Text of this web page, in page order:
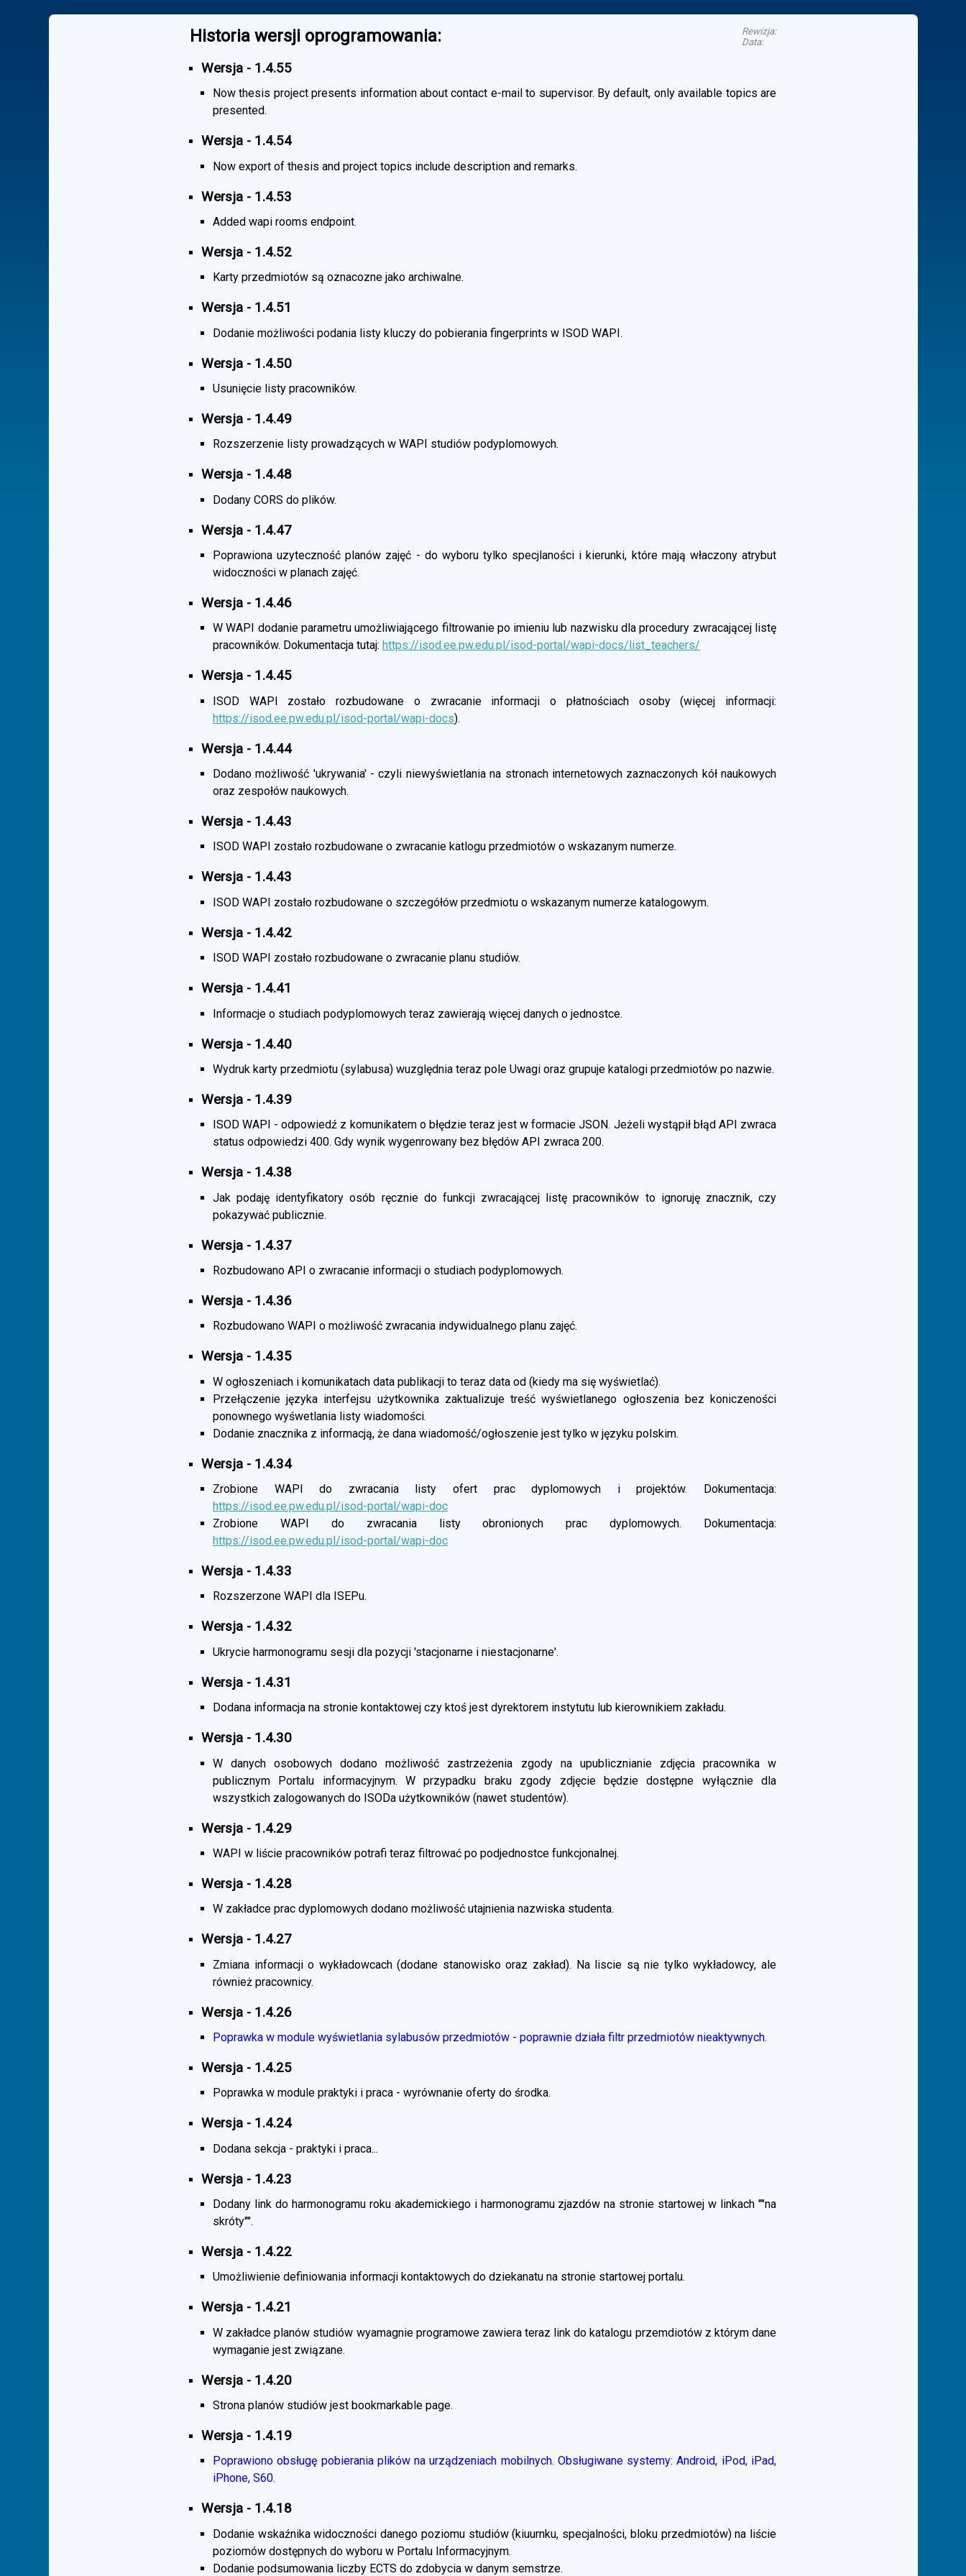
Historia wersji oprogramowania:
Rewizja:
Data:
Wersja - 1.4.55
Now thesis project presents information about contact e-mail to supervisor. By default, only available topics are
presented.
Wersja - 1.4.54
Now export of thesis and project topics include description and remarks.
Wersja - 1.4.53
Added wapi rooms endpoint.
Wersja - 1.4.52
Karty przedmiotów są oznacozne jako archiwalne.
Wersja - 1.4.51
Dodanie możliwości podania listy kluczy do pobierania fingerprints w ISOD WAPI.
Wersja - 1.4.50
Usunięcie listy pracowników.
Wersja - 1.4.49
Rozszerzenie listy prowadzących w WAPI studiów podyplomowych.
Wersja - 1.4.48
Dodany CORS do plików.
Wersja - 1.4.47
Poprawiona uzyteczność planów zajęć - do wyboru tylko specjlaności i kierunki, które mają właczony atrybut
widoczności w planach zajęć.
Wersja - 1.4.46
W WAPI dodanie parametru umożliwiającego filtrowanie po imieniu lub nazwisku dla procedury zwracającej listę
pracowników. Dokumentacja tutaj: https://isod.ee.pw.edu.pl/isod-portal/wapi-docs/list_teachers/
Wersja - 1.4.45
ISOD WAPI zostało rozbudowane o zwracanie informacji o płatnościach osoby (więcej informacji:
https://isod.ee.pw.edu.pl/isod-portal/wapi-docs).
Wersja - 1.4.44
Dodano możliwość 'ukrywania' - czyli niewyświetlania na stronach internetowych zaznaczonych kół naukowych
oraz zespołów naukowych.
Wersja - 1.4.43
ISOD WAPI zostało rozbudowane o zwracanie katlogu przedmiotów o wskazanym numerze.
Wersja - 1.4.43
ISOD WAPI zostało rozbudowane o szczegółów przedmiotu o wskazanym numerze katalogowym.
Wersja - 1.4.42
ISOD WAPI zostało rozbudowane o zwracanie planu studiów.
Wersja - 1.4.41
Informacje o studiach podyplomowych teraz zawierają więcej danych o jednostce.
Wersja - 1.4.40
Wydruk karty przedmiotu (sylabusa) wuzględnia teraz pole Uwagi oraz grupuje katalogi przedmiotów po nazwie.
Wersja - 1.4.39
ISOD WAPI - odpowiedź z komunikatem o błędzie teraz jest w formacie JSON. Jeżeli wystąpił błąd API zwraca
status odpowiedzi 400. Gdy wynik wygenrowany bez błędów API zwraca 200.
Wersja - 1.4.38
Jak podaję identyfikatory osób ręcznie do funkcji zwracającej listę pracowników to ignoruję znacznik, czy
pokazywać publicznie.
Wersja - 1.4.37
Rozbudowano API o zwracanie informacji o studiach podyplomowych.
Wersja - 1.4.36
Rozbudowano WAPI o możliwość zwracania indywidualnego planu zajęć.
Wersja - 1.4.35
W ogłoszeniach i komunikatach data publikacji to teraz data od (kiedy ma się wyświetlać).
Przełączenie języka interfejsu użytkownika zaktualizuje treść wyświetlanego ogłoszenia bez koniczeności
ponownego wyśwetlania listy wiadomości.
Dodanie znacznika z informacją, że dana wiadomość/ogłoszenie jest tylko w języku polskim.
Wersja - 1.4.34
Zrobione WAPI do zwracania listy ofert prac dyplomowych i projektów. Dokumentacja:
https://isod.ee.pw.edu.pl/isod-portal/wapi-doc
Zrobione WAPI do zwracania listy obronionych prac dyplomowych. Dokumentacja:
https://isod.ee.pw.edu.pl/isod-portal/wapi-doc
Wersja - 1.4.33
Rozszerzone WAPI dla ISEPu.
Wersja - 1.4.32
Ukrycie harmonogramu sesji dla pozycji 'stacjonarne i niestacjonarne'.
Wersja - 1.4.31
Dodana informacja na stronie kontaktowej czy ktoś jest dyrektorem instytutu lub kierownikiem zakładu.
Wersja - 1.4.30
W danych osobowych dodano możliwość zastrzeżenia zgody na upublicznianie zdjęcia pracownika w
publicznym Portalu informacyjnym. W przypadku braku zgody zdjęcie będzie dostępne wyłącznie dla
wszystkich zalogowanych do ISODa użytkowników (nawet studentów).
Wersja - 1.4.29
WAPI w liście pracowników potrafi teraz filtrować po podjednostce funkcjonalnej.
Wersja - 1.4.28
W zakładce prac dyplomowych dodano możliwość utajnienia nazwiska studenta.
Wersja - 1.4.27
Zmiana informacji o wykładowcach (dodane stanowisko oraz zakład). Na liscie są nie tylko wykładowcy, ale
również pracownicy.
Wersja - 1.4.26
Poprawka w module wyświetlania sylabusów przedmiotów - poprawnie działa filtr przedmiotów nieaktywnych.
Wersja - 1.4.25
Poprawka w module praktyki i praca - wyrównanie oferty do środka.
Wersja - 1.4.24
Dodana sekcja - praktyki i praca...
Wersja - 1.4.23
Dodany link do harmonogramu roku akademickiego i harmonogramu zjazdów na stronie startowej w linkach ""na
skróty"".
Wersja - 1.4.22
Umożliwienie definiowania informacji kontaktowych do dziekanatu na stronie startowej portalu.
Wersja - 1.4.21
W zakładce planów studiów wyamagnie programowe zawiera teraz link do katalogu przemdiotów z którym dane
wymaganie jest związane.
Wersja - 1.4.20
Strona planów studiów jest bookmarkable page.
Wersja - 1.4.19
Poprawiono obsługę pobierania plików na urządzeniach mobilnych. Obsługiwane systemy: Android, iPod, iPad,
iPhone, S60.
Wersja - 1.4.18
Dodanie wskaźnika widoczności danego poziomu studiów (kiuurnku, specjalności, bloku przedmiotów) na liście
poziomów dostępnych do wyboru w Portalu Informacyjnym.
Dodanie podsumowania liczby ECTS do zdobycia w danym semstrze.